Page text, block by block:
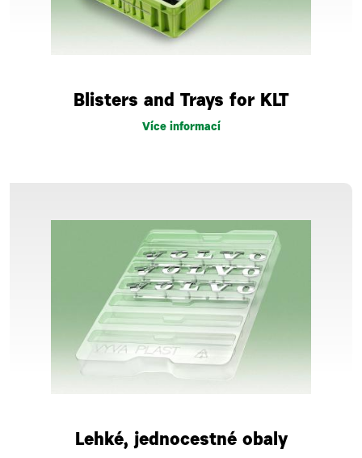
Blisters and Trays for KLT
Více informací
Lehké, jednocestné obaly